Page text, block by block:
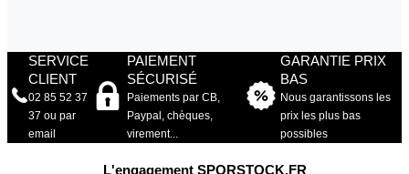
SERVICE
CLIENT
02 85 52 37
37 ou par
email
PAIEMENT
SÉCURISÉ
Paiements par CB,
Paypal, chèques,
virement...
GARANTIE PRIX
BAS
Nous garantissons les
prix les plus bas
possibles
L'engagement SPORSTOCK.FR